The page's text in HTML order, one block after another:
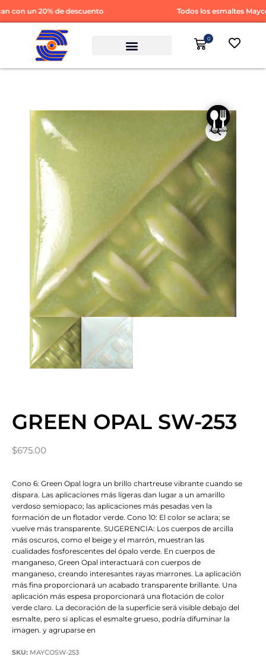
un 20% de descuento Todos los esmaltes Mayco
0
GREEN OPAL SW-253
$675.00
Cono 6: Green Opal logra un brillo chartreuse vibrante cuando se
dispara. Las aplicaciones más ligeras dan lugar a un amarillo
verdoso semiopaco; las aplicaciones más pesadas ven la
formación de un flotador verde. Cono 10: El color se aclara; se
vuelve más transparente. SUGERENCIA: Los cuerpos de arcilla
más oscuros, como el beige y el marrón, muestran las
cualidades fosforescentes del ópalo verde. En cuerpos de
manganeso, Green Opal interactuará con cuerpos de
manganeso, creando interesantes rayas marrones. La aplicación
más fina proporcionará un acabado transparente brillante. Una
aplicación más espesa proporcionará una flotación de color
verde claro. La decoración de la superficie será visible debajo del
esmalte, pero si aplicas el esmalte grueso, podría difuminar la
imagen. y agruparse en
SKU: MAYCOSW-253